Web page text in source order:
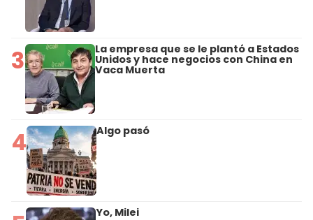
3 La empresa que se le plantó a Estados
Unidos y hace negocios con China en
Vaca Muerta
4 Algo pasó
Yo, Milei